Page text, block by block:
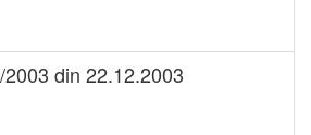
din 22.12.2003